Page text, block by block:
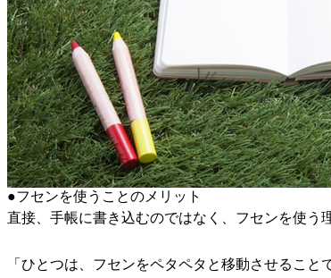
●フセンを使うことのメリット
直接、手帳に書き込むのではなく、フセンを使う
「ひとつは、フセンをペタペタと移動させるこ